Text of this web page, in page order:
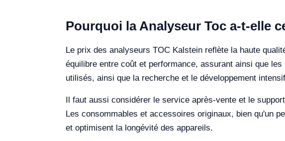
Pourquoi la Analyseur Toc a-t-elle
Le prix des analyseurs TOC Kalstein reflète la haute
équilibre entre coût et performance, assurant ainsi que
utilisés, ainsi que la recherche et le développement
Il faut aussi considérer le service après-vente et le
Les consommables et accessoires originaux, bien qu'un
et optimisent la longévité des appareils.